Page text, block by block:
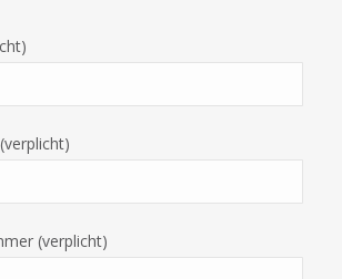
(verplicht)